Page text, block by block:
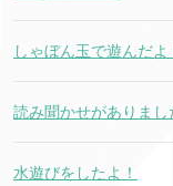
しゃぼん玉で遊んだよ
読み聞かせがありまし
水遊びをしたよ！